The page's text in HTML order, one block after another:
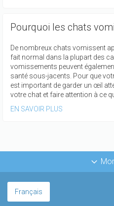
Pourquoi les chats
De nombreux chats vomissent
fait normal dans la plupart des
vomissements peuvent
santé sous-jacents. Pour que
est important de garder un œil
votre chat et faire attention à ce
EN SAVOIR PLUS
Français